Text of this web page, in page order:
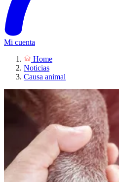
Mi cuenta
Home
Noticias
Causa animal